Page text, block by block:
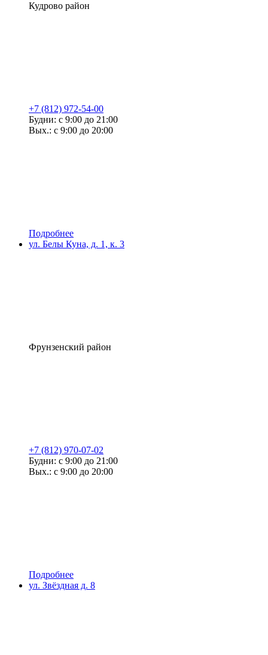
Кудрово район
+7 (812) 972-54-00
Будни: с 9:00 до 21:00
Вых.: с 9:00 до 20:00
Подробнее
ул. Белы Куна, д. 1, к. 3
Фрунзенский район
+7 (812) 970-07-02
Будни: с 9:00 до 21:00
Вых.: с 9:00 до 20:00
Подробнее
ул. Звёздная д. 8